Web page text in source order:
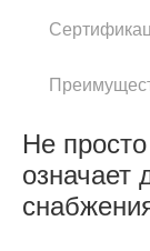
Не
означает